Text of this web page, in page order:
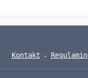
Kontakt Regulamin